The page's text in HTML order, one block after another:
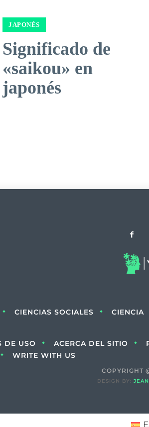
JAPONÉS
Significado de
«saikou» en
japonés
CIENCIAS SOCIALES CIENCIA
DE USO ACERCA DEL SITIO
WRITE WITH US
COPYRIGHT
DESIGN BY: